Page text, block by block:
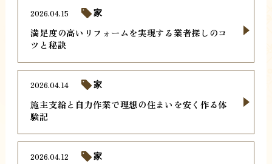
満足度の高いリフォームを実現する業者探しのコ
ツと秘訣
2026.04.15 家
施主支給と自力作業で理想の住まいを安く作る体
験記
2026.04.14 家
2026.04.12 家